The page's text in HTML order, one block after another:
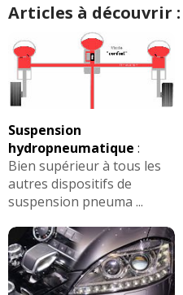
Articles à découvrir :
Suspension
hydropneumatique :
Bien supérieur à tous les
autres dispositifs de
suspension pneuma ...